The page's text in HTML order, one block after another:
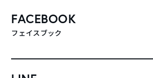
FACEBOOK
フェイスブック